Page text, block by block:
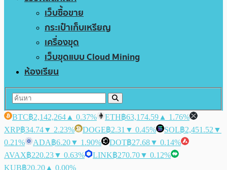
เว็บซื้อขาย
กระเป๋าเก็บเหรียญ
เครื่องขุด
เว็บขุดแบบ Cloud Mining
ห้องเรียน
BTC฿2,142,264 ▲ 0.37% ETH฿63,174.59 ▲ 1.76%
XRP฿34.74▼ 2.23% DOGE฿2.31 ▼ 0.45% SOL฿2,451.52 ▼
0.21%
ADA฿6.20▼ 1.90% DOT฿27.68▼ 0.14%
AVAX฿220.23▼ 0.63% LINK฿270.70▼ 0.12%
KUB฿20.20 ▲ 0.00%